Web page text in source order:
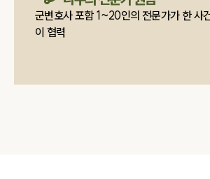
고객후기
국방군사그룹 업무
군변호사 포함 1~20인의 전문가가 한 사
이 협력